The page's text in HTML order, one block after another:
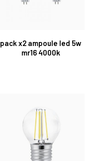
pack x2 ampoule led 5w
mr16 4000k